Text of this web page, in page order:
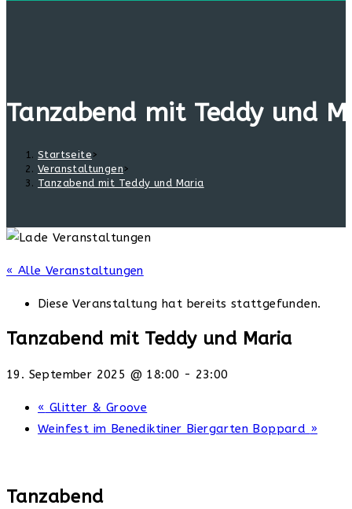
Tanzabend mit Teddy und
Startseite>
Veranstaltungen>
Tanzabend mit Teddy und Maria
« Alle Veranstaltungen
Diese Veranstaltung hat bereits stattgefunden.
Tanzabend mit Teddy und Maria
19. September 2025 @ 18:00 - 23:00
« Glitter & Groove
Weinfest im Benediktiner Biergarten Boppard »
Tanzabend